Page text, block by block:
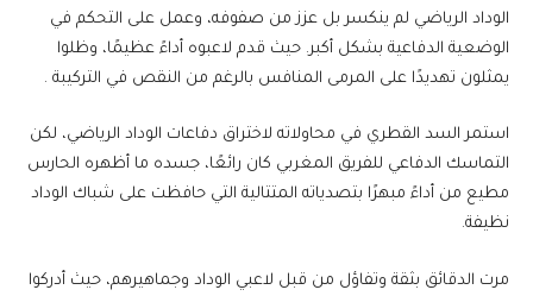
الوداد الرياضي لم ينكسر بل عزز من صفوفه، وعمل على التحكم في
الوضعية الدفاعية بشكل أكبر. حيث قدم لاعبوه أداءً عظيمًا، وظلوا
يمثلون تهديدًا على المرمى المنافس بالرغم من النقص في التركيبة .
استمر السد القطري في محاولاته لاختراق دفاعات الوداد الرياضي، لكن
التماسك الدفاعي للفريق المغربي كان رائعًا، جسده ما أظهره الحارس
مطيع من أداءً مبهرًا بتصدياته المتتالية التي حافظت على شباك الوداد
نظيفة.
مرت الدقائق بثقة وتفاؤل من قبل لاعبي الوداد وجماهيرهم، حيث أدركوا